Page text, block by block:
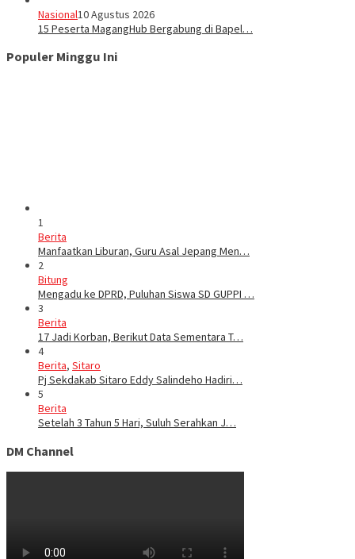
Nasional10 Agustus 2026
‎15 Peserta MagangHub Bergabung di Bapel…
Populer Minggu Ini
1
Berita
Manfaatkan Liburan, Guru Asal Jepang Men…
2
Bitung
Mengadu ke DPRD, Puluhan Siswa SD GUPPI …
3
Berita
17 Jadi Korban, Berikut Data Sementara T…
4
Berita, Sitaro
Pj Sekdakab Sitaro Eddy Salindeho Hadiri…
5
Berita
Setelah 3 Tahun 5 Hari, Suluh Serahkan J…
DM Channel